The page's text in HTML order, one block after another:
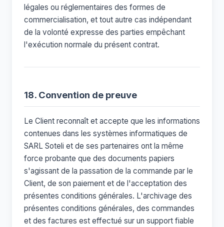
légales ou réglementaires des formes de
commercialisation, et tout autre cas indépendant
de la volonté expresse des parties empêchant
l'exécution normale du présent contrat.
18. Convention de preuve
Le Client reconnaît et accepte que les informations
contenues dans les systèmes informatiques de
SARL Soteli et de ses partenaires ont la même
force probante que des documents papiers
s'agissant de la passation de la commande par le
Client, de son paiement et de l'acceptation des
présentes conditions générales. L'archivage des
présentes conditions générales, des commandes
et des factures est effectué sur un support fiable